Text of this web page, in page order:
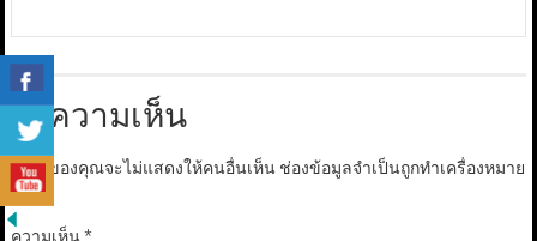
ใส่ความเห็น
อีเมลของคุณจะไม่แสดงให้คนอื่นเห็น ช่องข้อมูลจำเป็นถูกทำเครื่องหมาย
*
ความเห็น*